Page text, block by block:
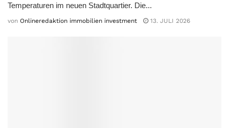
Temperaturen im neuen Stadtquartier. Die...
von Onlineredaktion immobilien investment 13. JULI 2026